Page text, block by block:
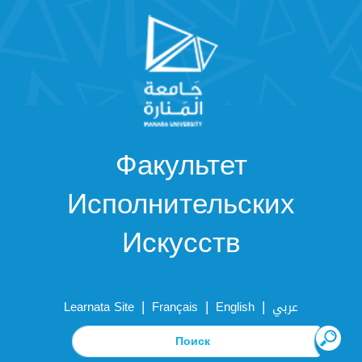
Факультет
Исполнительских
Искусств
Learnata Site | Français | English | عربي